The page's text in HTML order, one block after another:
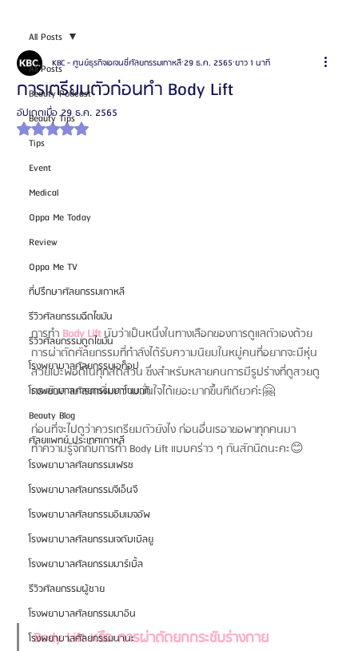
All Posts
Beauty Podcast
Beauty Tips
Tips
Event
Medical
Oppa Me Today
Review
Oppa Me TV
ที่ปรึกษาศัลยกรรมเกาหลี
รีวิวศัลยกรรมฉีดไขมัน
รีวิวศัลยกรรมดูดไขมัน
โรงพยาบาลศัลยกรรมเอท็อป
โรงพยาบาลศัลยกรรมบาโนบากิ
Beauty Blog
ศัลยแพทย์ ประเทศเกาหลี
โรงพยาบาลศัลยกรรมเฟรช
โรงพยาบาลศัลยกรรมจีเอ็นจี
โรงพยาบาลศัลยกรรมอิมเมจอัพ
โรงพยาบาลศัลยกรรมเจดับเบิลยู
โรงพยาบาลศัลยกรรมมาร์เบิ้ล
รีวิวศัลยกรรมผู้ชาย
โรงพยาบาลศัลยกรรมมาอิน
โรงพยาบาลศัลยกรรมนานะ
All Posts
การเตรียมตัวก่อนทำ Body Lift
KBC - ศูนย์ธุรกิจเอเจนซี่ศัลยกรรมเกาหลี29 ธ.ค. 2565 ยาว 1 นาที
อัปเดตเมื่อ29 ธ.ค. 2565
ได้รับ NaN เต็ม 5 ดาว
การทำ Body Lift นับว่าเป็นหนึ่งในทางเลือกของการดูแลตัวเองด้วย
การผ่าตัดศัลยกรรมที่กำลังได้รับความนิยมในหมู่คนที่อยากจะมีหุ่น
สวยเป๊ะพอดีในทุกสัดส่วน ซึ่งสำหรับหลายคนการมีรูปร่างที่ดูสวยดู
กระชับสามารถเพิ่มความมั่นใจได้เยอะมากขึ้นทีเดียวค่ะ🤗
ก่อนที่จะไปดูว่าควรเตรียมตัวยังไง ก่อนอื่นเรอาขอพาทุกคนมา
ทำความรู้จักกับการทำ Body Lift แบบคร่าว ๆ กันสักนิดนะคะ😊
Body Lift หรือ การผ่าตัดยกกระชับร่างกาย